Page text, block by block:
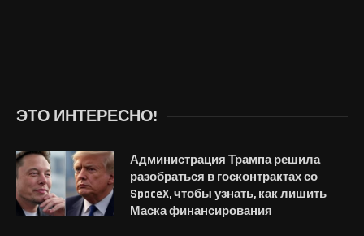
ЭТО ИНТЕРЕСНО!
Администрация Трампа решила
разобраться в госконтрактах со
SpaceX, чтобы узнать, как лишить
Маска финансирования